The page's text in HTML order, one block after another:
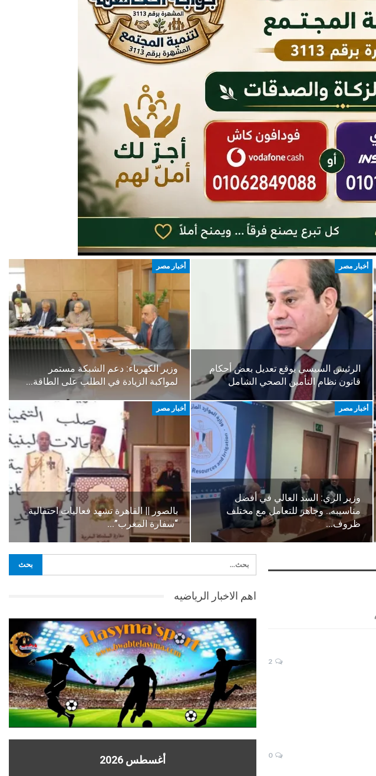
أخبار مصر
الرئيس السيسي يوقع تعديل بعض أحكام
قانون نظام التأمين الصحي الشامل
أخبار مصر
وزير الكهرباء: دعم الشبكة مستمر
لمواكبة الزيادة في الطلب على الطاقة…
أخبار مصر
وزير الري: السد العالي في أفضل
مناسيبه.. وجاهز للتعامل مع مختلف
ظروف…
أخبار مصر
بالصور || القاهرة تشهد فعاليات احتفالية
“سفارة المغرب”…
0
اهم الاخبار الرياضيه
أغسطس 2026